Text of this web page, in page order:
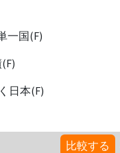
一国(F)
日本(F)
比較する